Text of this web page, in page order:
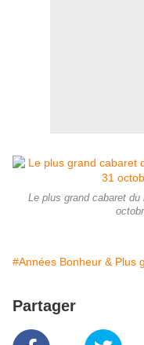
Le plus grand cabaret
#Années Bonheur & Plus
Partager